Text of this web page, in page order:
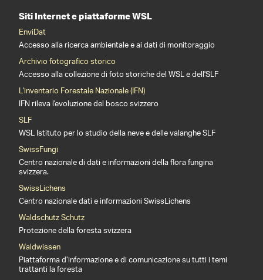
Siti Internet e piattaforme WSL
EnviDat
Accesso alla ricerca ambientale e ai dati di monitoraggio
Archivio fotografico storico
Accesso alla collezione di foto storiche del WSL e dell'SLF
L'inventario Forestale Nazionale (IFN)
IFN rileva l'evoluzione del bosco svizzero
SLF
WSL Istituto per lo studio della neve e delle valanghe SLF
SwissFungi
Centro nazionale di dati e informazioni della flora fungina
svizzera.
SwissLichens
Centro nazionale dati e informazioni SwissLichens
Waldschutz Schutz
Protezione della foresta svizzera
Waldwissen
Piattaforma d’informazione e di comunicazione su tutti i temi
trattanti la foresta